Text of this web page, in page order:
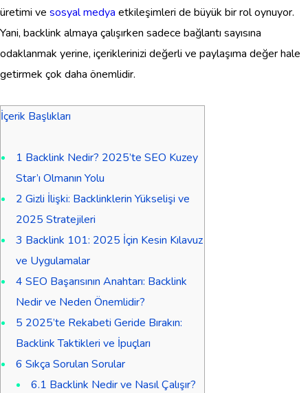
üretimi ve sosyal medya etkileşimleri de büyük bir rol oynuyor.
Yani, backlink almaya çalışırken sadece bağlantı sayısına
odaklanmak yerine, içeriklerinizi değerli ve paylaşıma değer hale
getirmek çok daha önemlidir.
İçerik Başlıkları
1 Backlink Nedir? 2025’te SEO Kuzey
Star’ı Olmanın Yolu
2 Gizli İlişki: Backlinklerin Yükselişi ve
2025 Stratejileri
3 Backlink 101: 2025 İçin Kesin Kılavuz
ve Uygulamalar
4 SEO Başarısının Anahtarı: Backlink
Nedir ve Neden Önemlidir?
5 2025’te Rekabeti Geride Bırakın:
Backlink Taktikleri ve İpuçları
6 Sıkça Sorulan Sorular
6.1 Backlink Nedir ve Nasıl Çalışır?